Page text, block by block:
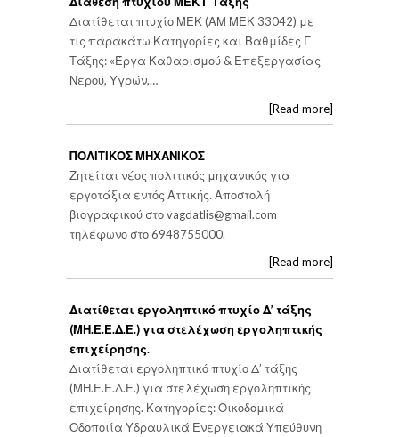
Διατίθεται πτυχίο ΜΕΚ (ΑΜ ΜΕΚ 33042) με
τις παρακάτω Κατηγορίες και Βαθμίδες Γ
Τάξης: «Έργα Καθαρισμού & Επεξεργασίας
Νερού, Υγρών,…
[Read more]
ΠΟΛΙΤΙΚΟΣ ΜΗΧΑΝΙΚΟΣ
Ζητείται νέος πολιτικός μηχανικός για
εργοτάξια εντός Αττικής. Αποστολή
βιογραφικού στοvagdatlis@gmail.com
τηλέφωνο στο 6948755000.
[Read more]
Διατίθεται εργοληπτικό πτυχίο Δ’ τάξης
(ΜΗ.Ε.Ε.Δ.Ε.) για στελέχωση εργοληπτικής
επιχείρησης.
Διατίθεται εργοληπτικό πτυχίο Δ’ τάξης
(ΜΗ.Ε.Ε.Δ.Ε.) για στελέχωση εργοληπτικής
επιχείρησης. Κατηγορίες: Οικοδομικά
Οδοποιία Υδραυλικά Ενεργειακά Υπεύθυνη